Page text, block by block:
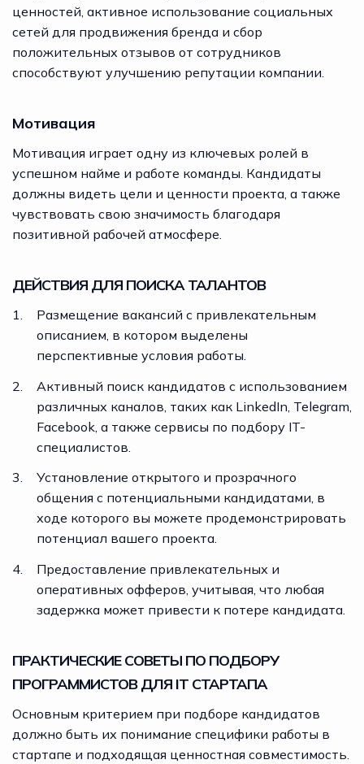
ценностей, активное использование социальных
сетей для продвижения бренда и сбор
положительных отзывов от сотрудников
способствуют улучшению репутации компании.
Мотивация
Мотивация играет одну из ключевых ролей в
успешном найме и работе команды. Кандидаты
должны видеть цели и ценности проекта, а также
чувствовать свою значимость благодаря
позитивной рабочей атмосфере.
ДЕЙСТВИЯ ДЛЯ ПОИСКА ТАЛАНТОВ
Размещение вакансий с привлекательным
описанием, в котором выделены
перспективные условия работы.
Активный поиск кандидатов с использованием
различных каналов, таких как LinkedIn, Telegram,
Facebook, а также сервисы по подбору IT-
специалистов.
Установление открытого и прозрачного
общения с потенциальными кандидатами, в
ходе которого вы можете продемонстрировать
потенциал вашего проекта.
Предоставление привлекательных и
оперативных офферов, учитывая, что любая
задержка может привести к потере кандидата.
ПРАКТИЧЕСКИЕ СОВЕТЫ ПО ПОДБОРУ
ПРОГРАММИСТОВ ДЛЯ IT СТАРТАПА
Основным критерием при подборе кандидатов
должно быть их понимание специфики работы в
стартапе и подходящая ценностная совместимость.